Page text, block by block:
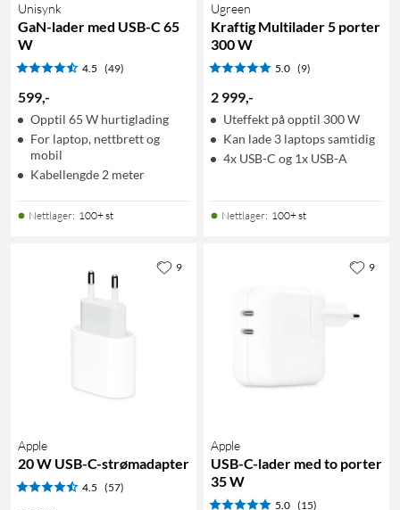
Unisynk
GaN-lader med USB-C 65
W
4.5 (49)
599,-
Opptil 65 W hurtiglading
For laptop, nettbrett og
mobil
Kabellengde 2 meter
Nettlager: 100+ st
Ugreen
Kraftig Multilader 5 porter
300 W
5.0 (9)
2 999,-
Uteffekt på opptil 300 W
Kan lade 3 laptops samtidig
4x USB-C og 1x USB-A
Nettlager: 100+ st
Apple
20 W USB-C-strømadapter
4.5 (57)
9
Apple
USB-C-lader med to porter
35 W
5.0 (15)
9